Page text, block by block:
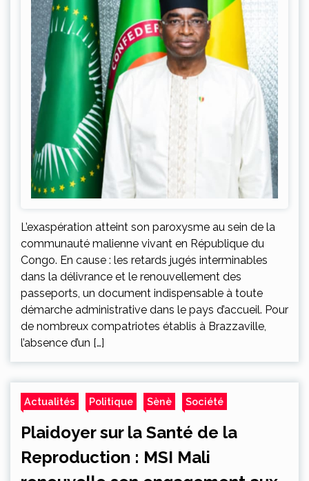
L’exaspération atteint son paroxysme au sein de la
communauté malienne vivant en République du
Congo. En cause : les retards jugés interminables
dans la délivrance et le renouvellement des
passeports, un document indispensable à toute
démarche administrative dans le pays d’accueil. Pour
de nombreux compatriotes établis à Brazzaville,
l’absence d’un […]
Actualités Politique Sènè Société
Plaidoyer sur la Santé de la
Reproduction : MSI Mali